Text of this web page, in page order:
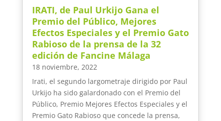
IRATI, de Paul Urkijo Gana el
Premio del Público, Mejores
Efectos Especiales y el Premio Gato
Rabioso de la prensa de la 32
edición de Fancine Málaga
18 noviembre, 2022
Irati, el segundo largometraje dirigido por Paul
Urkijo ha sido galardonado con el Premio del
Público, Premio Mejores Efectos Especiales y el
Premio Gato Rabioso que concede la prensa,